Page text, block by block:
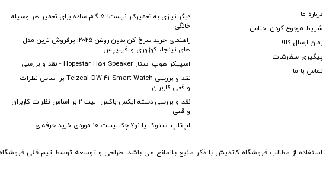
درباره ما
شرایط مرجوع کردن اجناس
زمان ارسال کالا
پیگیری سفارشات
تماس با ما
دیگر نیازی به تعمیرکار نیست! ۵ گام ساده برای تعمیر هر وسیله
خانگی
راهنمای خرید سرخ کن بدون روغن 2025: پرفروش ترین مدل
های نینجا، کوزوری و فیلیپس
اسپیکر هوپ استار Hopestar H59 Speaker - نقد و بررسی
نقد و بررسی Telzeal DW-41 Smart Watch بر اساس نظرات
واقعی کاربران
نقد و بررسی دسته ایکس باکس الیت 2 بر اساس نظرات کاربران
واقعی
لپ‌تاپ استوک یا نو؟ چک‌لیست ۱۰ موردی خرید حرفه‌ای
استفاده از مطالب فروشگاه کاندیش با ذکر منبع بلامانع می باشد. طراحی و توسعه توسط تیم فنی